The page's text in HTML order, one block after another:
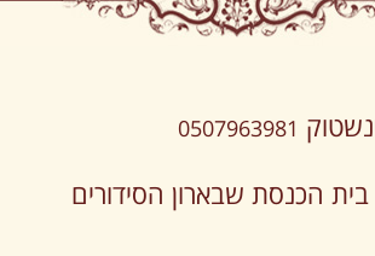
0507963981
הכנסת שבארון הסידורים